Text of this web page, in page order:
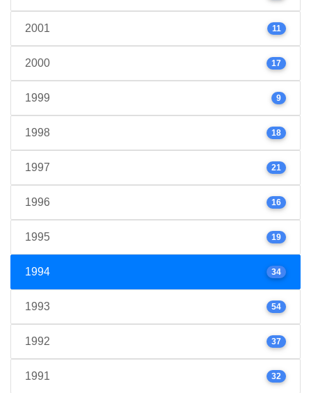
2001 11
2000 17
1999 9
1998 18
1997 21
1996 16
1995 19
1994 34
1993 54
1992 37
1991 32